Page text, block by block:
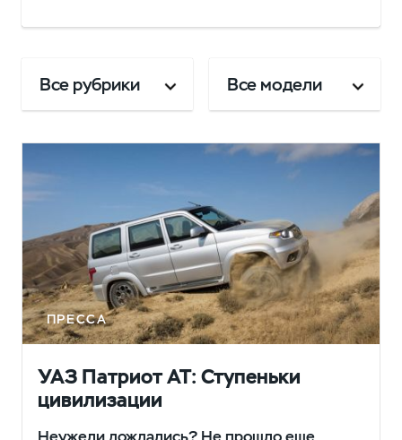
Все рубрики Все модели
ПРЕССА
УАЗ Патриот АТ: Ступеньки
цивилизации